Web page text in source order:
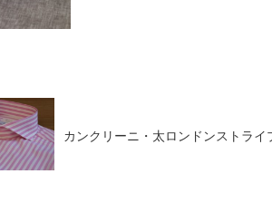
カンクリーニ・太ロンドンストラ